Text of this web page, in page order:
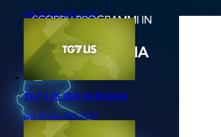
mer, 05 ago 2026 23:50
TG7 LIS 3ED 05/08/2026
mer, 05 ago 2026 20:50